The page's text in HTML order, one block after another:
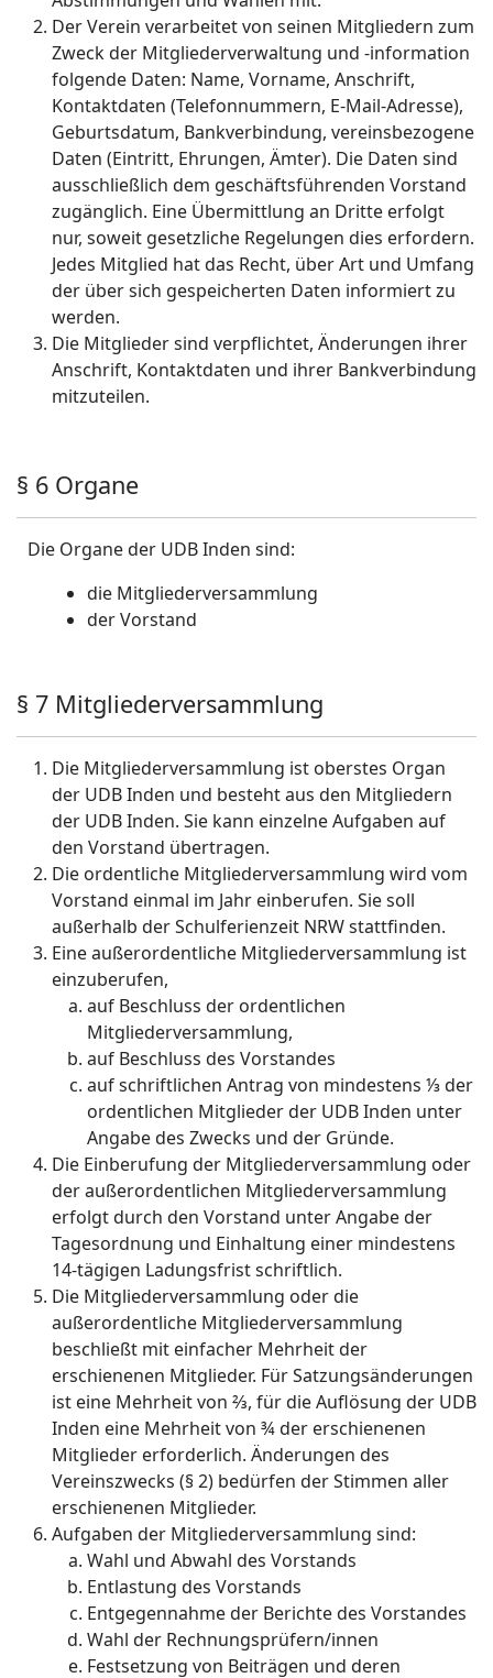
Der Verein verarbeitet von seinen Mitgliedern zum
Zweck der Mitgliederverwaltung und -information
folgende Daten: Name, Vorname, Anschrift,
Kontaktdaten (Telefonnummern, E-Mail-Adresse),
Geburtsdatum, Bankverbindung, vereinsbezogene
Daten (Eintritt, Ehrungen, Ämter). Die Daten sind
ausschließlich dem geschäftsführenden Vorstand
zugänglich. Eine Übermittlung an Dritte erfolgt
nur, soweit gesetzliche Regelungen dies erfordern.
Jedes Mitglied hat das Recht, über Art und Umfang
der über sich gespeicherten Daten informiert zu
werden.
Die Mitglieder sind verpflichtet, Änderungen ihrer
Anschrift, Kontaktdaten und ihrer Bankverbindung
mitzuteilen.
§ 6 Organe
Die Organe der UDB Inden sind:
die Mitgliederversammlung
der Vorstand
§ 7 Mitgliederversammlung
Die Mitgliederversammlung ist oberstes Organ
der UDB Inden und besteht aus den Mitgliedern
der UDB Inden. Sie kann einzelne Aufgaben auf
den Vorstand übertragen.
Die ordentliche Mitgliederversammlung wird vom
Vorstand einmal im Jahr einberufen. Sie soll
außerhalb der Schulferienzeit NRW stattfinden.
Eine außerordentliche Mitgliederversammlung ist
einzuberufen,
auf Beschluss der ordentlichen
Mitgliederversammlung,
auf Beschluss des Vorstandes
auf schriftlichen Antrag von mindestens ⅓ der
ordentlichen Mitglieder der UDB Inden unter
Angabe des Zwecks und der Gründe.
Die Einberufung der Mitgliederversammlung oder
der außerordentlichen Mitgliederversammlung
erfolgt durch den Vorstand unter Angabe der
Tagesordnung und Einhaltung einer mindestens
14-tägigen Ladungsfrist schriftlich.
Die Mitgliederversammlung oder die
außerordentliche Mitgliederversammlung
beschließt mit einfacher Mehrheit der
erschienenen Mitglieder. Für Satzungsänderungen
ist eine Mehrheit von ⅔, für die Auflösung der UDB
Inden eine Mehrheit von ¾ der erschienenen
Mitglieder erforderlich. Änderungen des
Vereinszwecks (§ 2) bedürfen der Stimmen aller
erschienenen Mitglieder.
Aufgaben der Mitgliederversammlung sind:
Wahl und Abwahl des Vorstands
Entlastung des Vorstands
Entgegennahme der Berichte des Vorstandes
Wahl der Rechnungsprüfern/innen
Festsetzung von Beiträgen und deren